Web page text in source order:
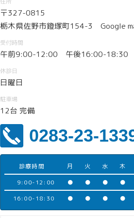
〒327-0815
栃木県佐野市鐙塚町154-3 Google
受付時間
午前9:00-12:00 午後16:00-18:30
休診日
日曜日
駐車場
12台 完備
0283-23-
診療時間 月 火 水 木
9:00-12:00
● ● ● ●
16:00-18:30
● ● ● ●